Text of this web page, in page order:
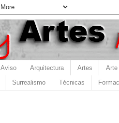
Aviso Arquitectura Artes Arte
Surrealismo Técnicas